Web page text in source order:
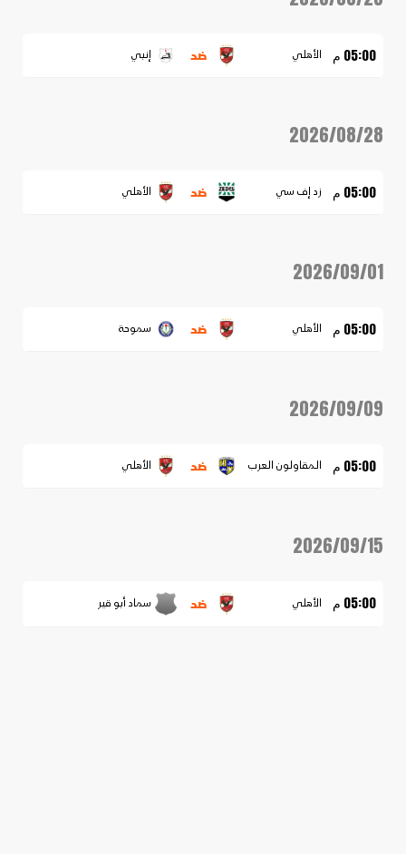
05:00 م الأهلي ضد إنبي
2026/08/28
05:00 م زد إف سي ضد الأهلي
2026/09/01
05:00 م الأهلي ضد سموحة
2026/09/09
05:00 م المقاولون العرب ضد الأهلي
2026/09/15
05:00 م الأهلي ضد سماد أبو قير